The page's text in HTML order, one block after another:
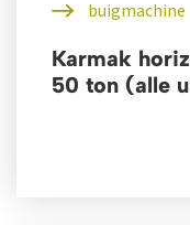
buigmachine
Karmak
50 ton (alle